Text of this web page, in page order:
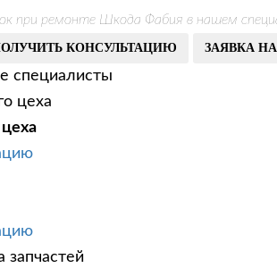
при ремонте Шкода Фабия в нашем
КОНСУЛЬТАЦИЮ
специалисты